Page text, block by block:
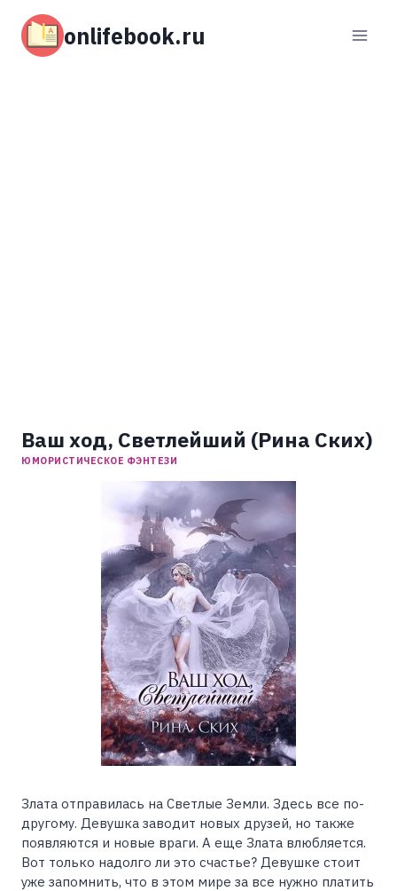
содержимомуonlifebook.ru
Ваш ход, Светлейший (Рина Ских)
ЮМОРИСТИЧЕСКОЕ ФЭНТЕЗИ
Злата отправилась на Светлые Земли. Здесь все по-
другому. Девушка заводит новых друзей, но также
появляются и новые враги. А еще Злата влюбляется.
Вот только надолго ли это счастье? Девушке стоит
уже запомнить, что в этом мире за все нужно платить